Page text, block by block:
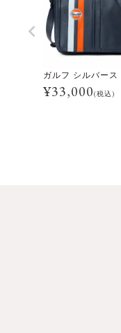
¥33,000(税込)